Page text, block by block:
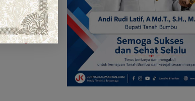
Keuangan